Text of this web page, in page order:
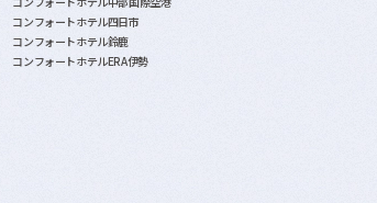
コンフォートホテル四日市
コンフォートホテル鈴鹿
コンフォートホテルERA伊勢